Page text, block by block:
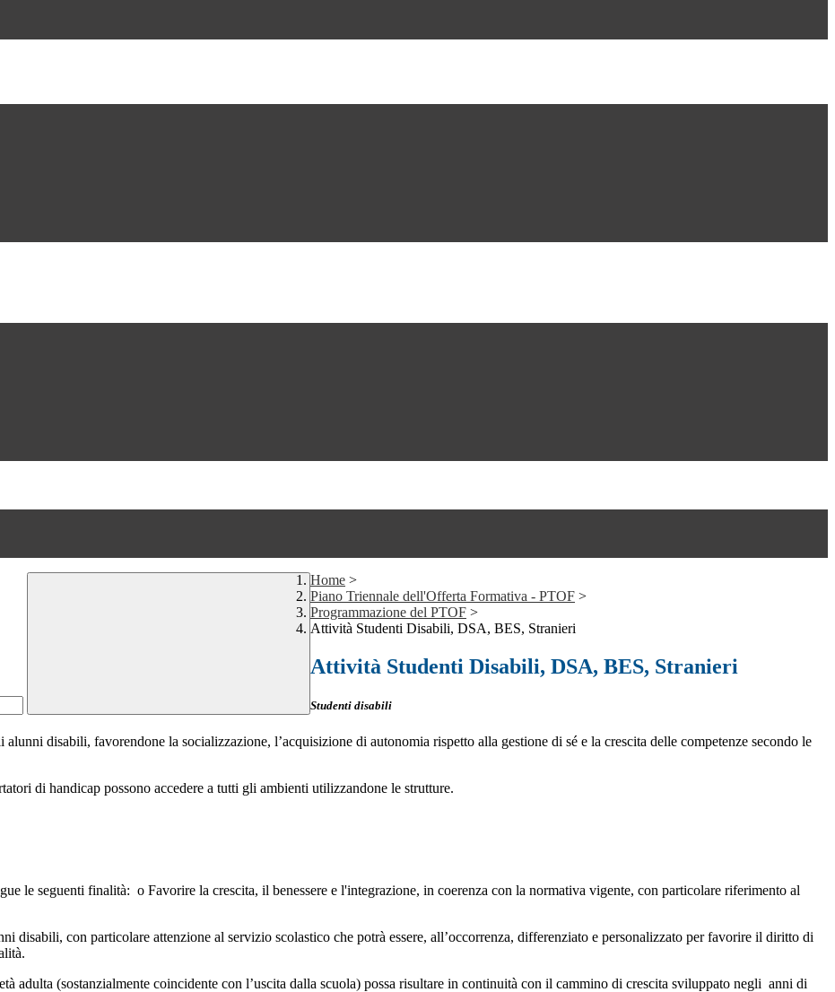
Home >
Piano Triennale dell'Offerta Formativa - PTOF >
Programmazione del PTOF >
Attività Studenti Disabili, DSA, BES, Stranieri
Attività Studenti Disabili, DSA, BES, Stranieri
Studenti disabili
disabili, favorendone la socializzazione, l’acquisizione di autonomia rispetto alla gestione di sé e la crescita delle competenze secondo le
di handicap possono accedere a tutti gli ambienti utilizzandone le strutture.
le seguenti finalità: o Favorire la crescita, il benessere e l'integrazione, in coerenza con la normativa vigente, con particolare riferimento al
con particolare attenzione al servizio scolastico che potrà essere, all’occorrenza, differenziato e personalizzato per favorire il diritto di
adulta (sostanzialmente coincidente con l’uscita dalla scuola) possa risultare in continuità con il cammino di crescita sviluppato negli anni di